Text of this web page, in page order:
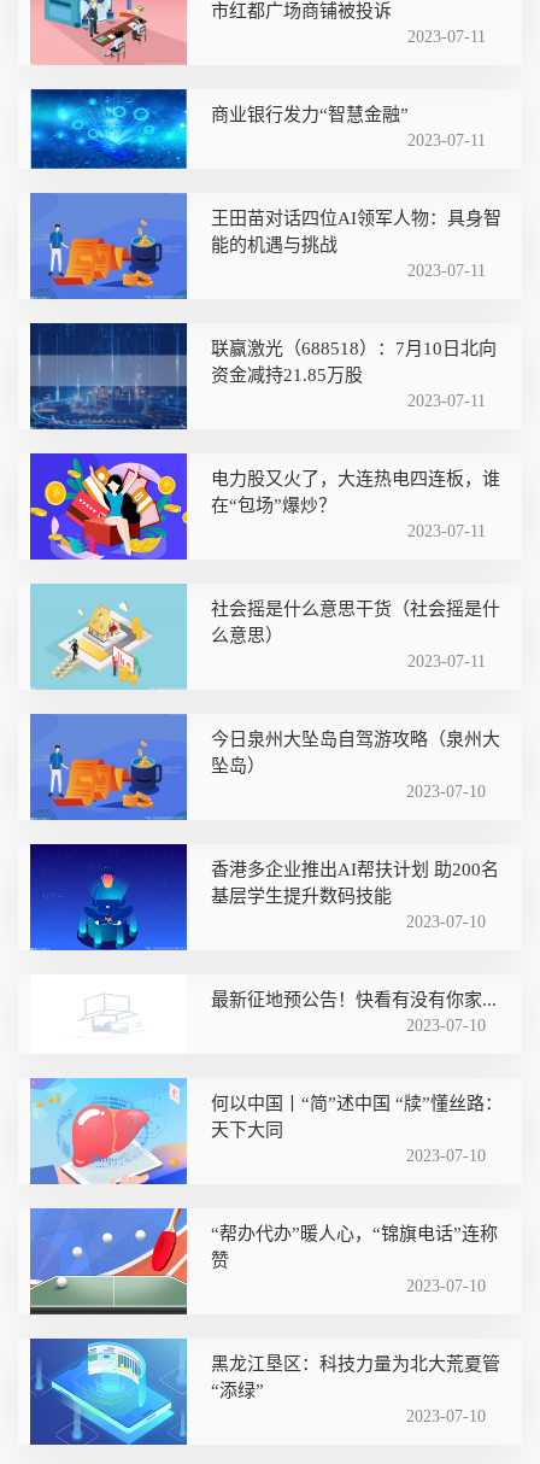
市红都广场商铺被投诉
2023-07-11
商业银行发力“智慧金融”
2023-07-11
王田苗对话四位AI领军人物：具身智
能的机遇与挑战
2023-07-11
联赢激光（688518）：7月10日北向
资金减持21.85万股
2023-07-11
电力股又火了，大连热电四连板，谁
在“包场”爆炒？
2023-07-11
社会摇是什么意思干货（社会摇是什
么意思）
2023-07-11
今日泉州大坠岛自驾游攻略（泉州大
坠岛）
2023-07-10
香港多企业推出AI帮扶计划 助200名
基层学生提升数码技能
2023-07-10
最新征地预公告！快看有没有你家...
2023-07-10
何以中国丨“简”述中国 “牍”懂丝路：
天下大同
2023-07-10
“帮办代办”暖人心，“锦旗电话”连称
赞
2023-07-10
黑龙江垦区：科技力量为北大荒夏管
“添绿”
2023-07-10